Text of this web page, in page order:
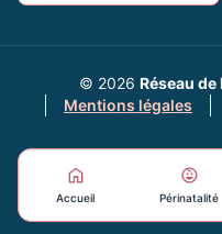
Accueil Périnatalité
© 2026 Réseau
Mentions légales